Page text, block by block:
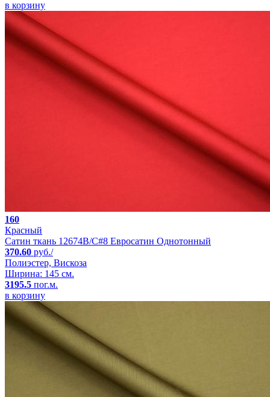
в корзину
160
Красный
Сатин ткань 12674B/C#8 Евросатин Однотонный
370.60 руб./
Полиэстер, Вискоза
Ширина: 145 см.
3195.5 пог.м.
в корзину